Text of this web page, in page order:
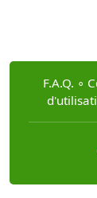
F.A.Q. ∘